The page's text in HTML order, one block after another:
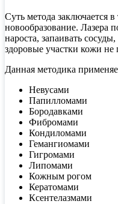
Суть метода заключается
новообразование. Лазера
нароста, запаивать
здоровые участки кожи не
Данная методика
Невусами
Папилломами
Бородавками
Фибромами
Кондиломами
Гемангиомами
Гигромами
Липомами
Кожным рогом
Кератомами
Ксентелазмами